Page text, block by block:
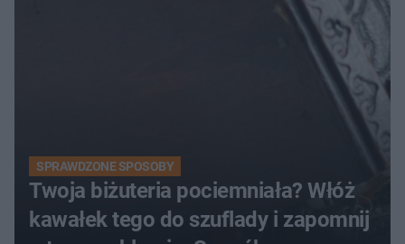
SPRAWDZONE SPOSOBY
Twoja biżuteria pociemniała? Włóż
kawałek tego do szuflady i zapomnij